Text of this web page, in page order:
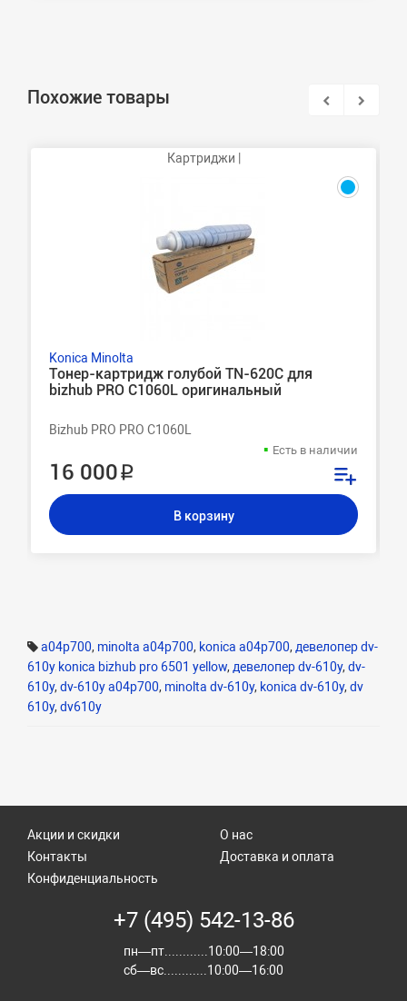
Похожие товары
Картриджи |
Konica Minolta
Тонер-картридж голубой TN-620C для
bizhub PRO C1060L оригинальный
Bizhub PRO PRO C1060L
Есть в наличии
16 000 ₽
В корзину
a04p700, minolta a04p700, konica a04p700, девелопер dv-
610y konica bizhub pro 6501 yellow, девелопер dv-610y, dv-
610y, dv-610y a04p700, minolta dv-610y, konica dv-610y, dv
610y, dv610y
Акции и скидки
Контакты
О нас
Доставка и оплата
Конфиденциальность
+7 (495) 542-13-86
пн—пт............10:00—18:00
сб—вс............10:00—16:00